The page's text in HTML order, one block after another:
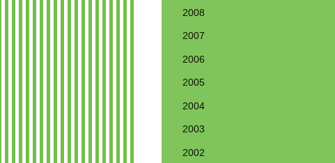
2008
2007
2006
2005
2004
2003
2002